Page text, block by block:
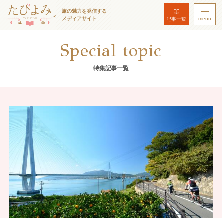
旅の魅力を発信する
メディアサイト
記事一覧 menu
Special topic
特集記事一覧